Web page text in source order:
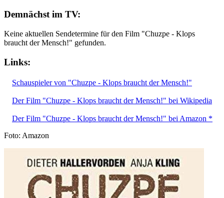
Demnächst im TV:
Keine aktuellen Sendetermine für den Film "Chuzpe - Klops
braucht der Mensch!" gefunden.
Links:
Schauspieler von "Chuzpe - Klops braucht der Mensch!"
Der Film "Chuzpe - Klops braucht der Mensch!" bei Wikipedia
Der Film "Chuzpe - Klops braucht der Mensch!" bei Amazon *
Foto: Amazon